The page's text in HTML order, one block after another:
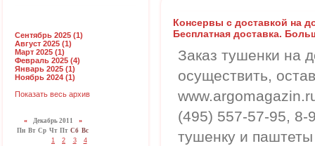
Сентябрь 2025 (1)
Август 2025 (1)
Март 2025 (1)
Февраль 2025 (4)
Январь 2025 (1)
Ноябрь 2024 (1)
Показать весь архив
«Декабрь 2011 »
Пн Вт Ср Чт Пт Сб Вс
1
2 3
4
Консервы с доставкой на
Бесплатная доставка.
Заказ тушенки на
осуществить,
(495) 557-57-95, 8-
тушенку и